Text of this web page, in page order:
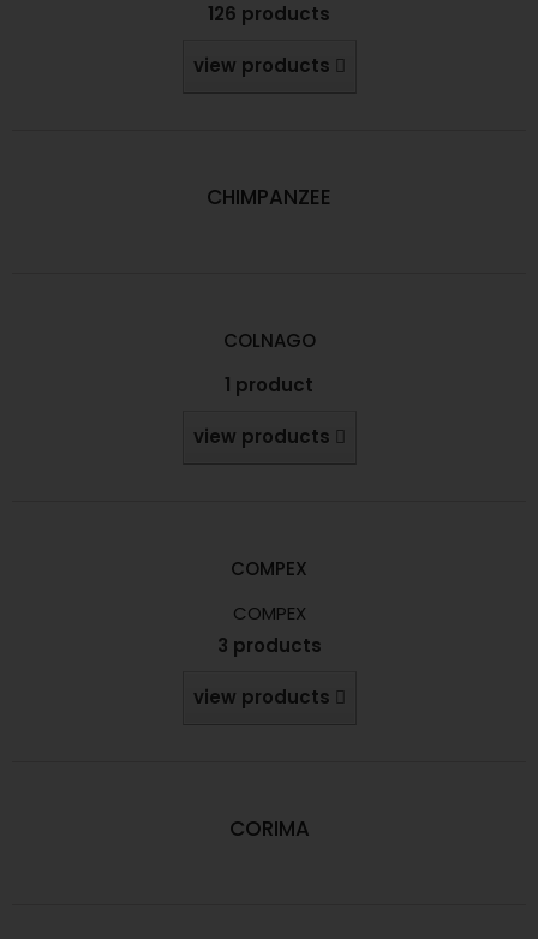
126 products
view products
CHIMPANZEE
COLNAGO
1 product
view products
COMPEX
COMPEX
3 products
view products
CORIMA